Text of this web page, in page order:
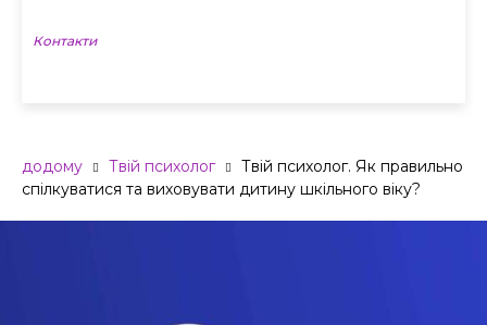
Контакти
додому Твій психолог
Твій психолог. Як правильно
спілкуватися та виховувати дитину шкільного віку?